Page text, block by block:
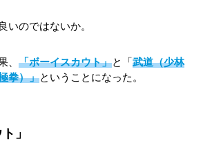
いのではないか。
、 「ボーイスカウト」と「武道（少林
拳）」ということになった。
」